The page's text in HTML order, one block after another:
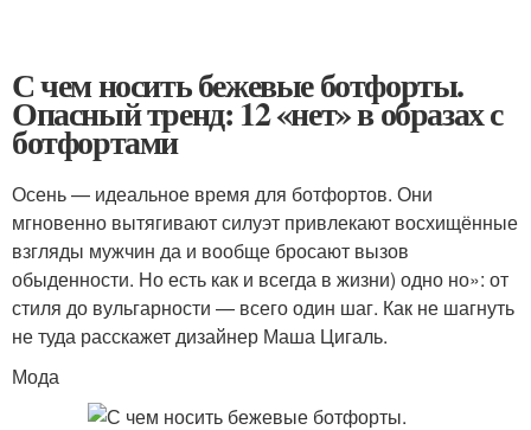
С чем носить бежевые ботфорты.
Опасный тренд: 12 «нет» в образах с
ботфортами
Осень — идеальное время для ботфортов. Они
мгновенно вытягивают силуэт привлекают восхищённые
взгляды мужчин да и вообще бросают вызов
обыденности. Но есть как и всегда в жизни) одно но»: от
стиля до вульгарности — всего один шаг. Как не шагнуть
не туда расскажет дизайнер Маша Цигаль.
Мода